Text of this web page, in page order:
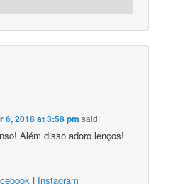
6, 2018 at 3:58 pm said:
Além disso adoro lenços!
| Instagram